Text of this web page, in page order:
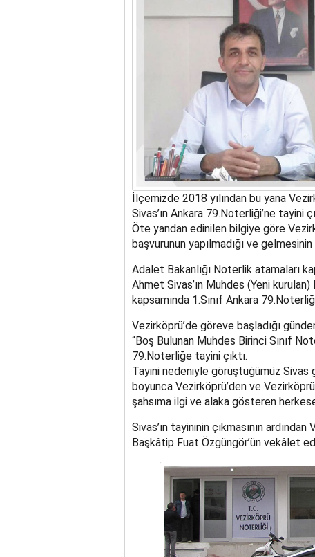
İlçemizde 2018 yılından bu yana
Sivas’ın Ankara 79.Noterliği’ne tayini
Öte yandan edinilen bilgiye göre
başvurunun yapılmadığı ve
Adalet Bakanlığı Noterlik atamaları
Ahmet Sivas’ın Muhdes (Yeni
kapsamında 1.Sınıf Ankara
Vezirköprü’de göreve başladığı
“Boş Bulunan Muhdes Birinci Sınıf
79.Noterliğe tayini çıktı.
Tayini nedeniyle görüştüğümüz Sivas
boyunca Vezirköprü’den ve
şahsıma ilgi ve alaka gösteren
Sivas’ın tayininin çıkmasının
Başkâtip Fuat Özgüngör’ün vekâlet